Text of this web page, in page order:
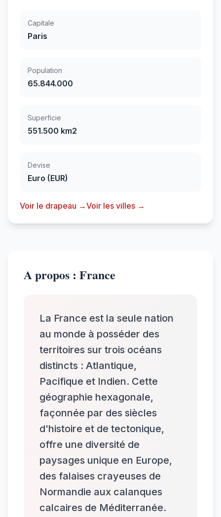
Capitale
Paris
Population
65.844.000
Superficie
551.500 km2
Devise
Euro (EUR)
Voir le drapeau →Voir les villes →
A propos : France
La France est la seule nation
au monde à posséder des
territoires sur trois océans
distincts : Atlantique,
Pacifique et Indien. Cette
géographie hexagonale,
façonnée par des siècles
d'histoire et de tectonique,
offre une diversité de
paysages unique en Europe,
des falaises crayeuses de
Normandie aux calanques
calcaires de Méditerranée.